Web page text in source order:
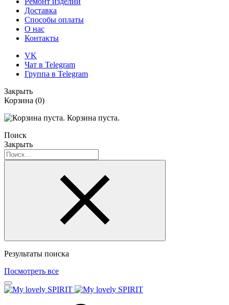
Доставка
Способы оплаты
О нас
Контакты
VK
Чат в Telegram
Группа в Telegram
Закрыть
Корзина (0)
Корзина пуста.
Поиск
Закрыть
Результаты поиска
Посмотреть все